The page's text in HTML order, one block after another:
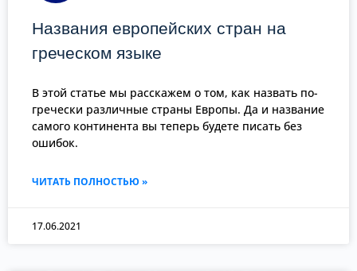
Названия европейских стран на
греческом языке
В этой статье мы расскажем о том, как назвать по-
гречески различные страны Европы. Да и название
самого континента вы теперь будете писать без
ошибок.
ЧИТАТЬ ПОЛНОСТЬЮ »
17.06.2021